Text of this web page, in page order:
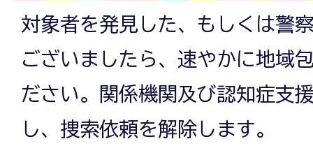
対象者を発見した、もしくは警
ございましたら、速やかに地域
ださい。関係機関及び認知症支
し、捜索依頼を解除します。